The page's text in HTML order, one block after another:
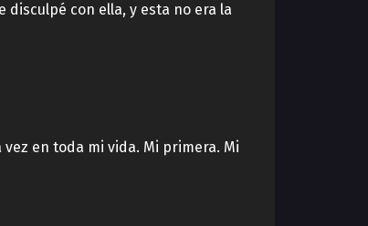
con ella, y esta no era la
en toda mi vida. Mi primera. Mi